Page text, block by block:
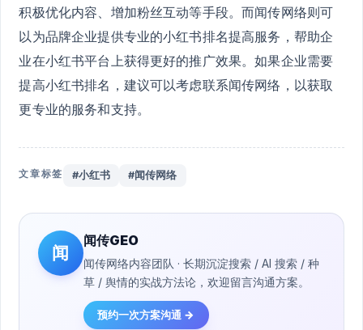
积极优化内容、增加粉丝互动等手段。而闻传网络则可
以为品牌企业提供专业的小红书排名提高服务，帮助企
业在小红书平台上获得更好的推广效果。如果企业需要
提高小红书排名，建议可以考虑联系闻传网络，以获取
更专业的服务和支持。
文章标签 #小红书 #闻传网络
闻
闻传GEO
闻传网络内容团队 · 长期沉淀搜索 / AI 搜索 / 种
草 / 舆情的实战方法论，欢迎留言沟通方案。
预约一次方案沟通 →